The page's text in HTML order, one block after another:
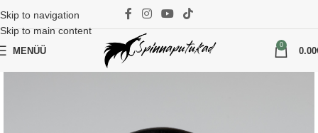
Skip to navigation
Skip to main content
MENÜÜ
0
0.00